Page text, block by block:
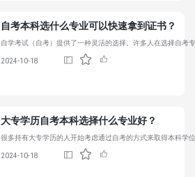
自考本科选什么专业可以快速拿到证书？
自学考试（自考）提供了一种灵活的选择。许多人在选择自考
2024-10-18
大专学历自考本科选择什么专业好？
很多持有大专学历的人开始考虑通过自考的方式来取得本科学
2024-10-18